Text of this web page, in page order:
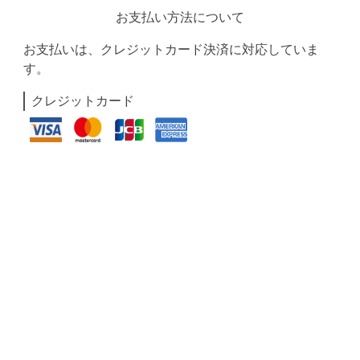
お支払い方法について
お支払いは、クレジットカード決済に対応していま
す。
クレジットカード